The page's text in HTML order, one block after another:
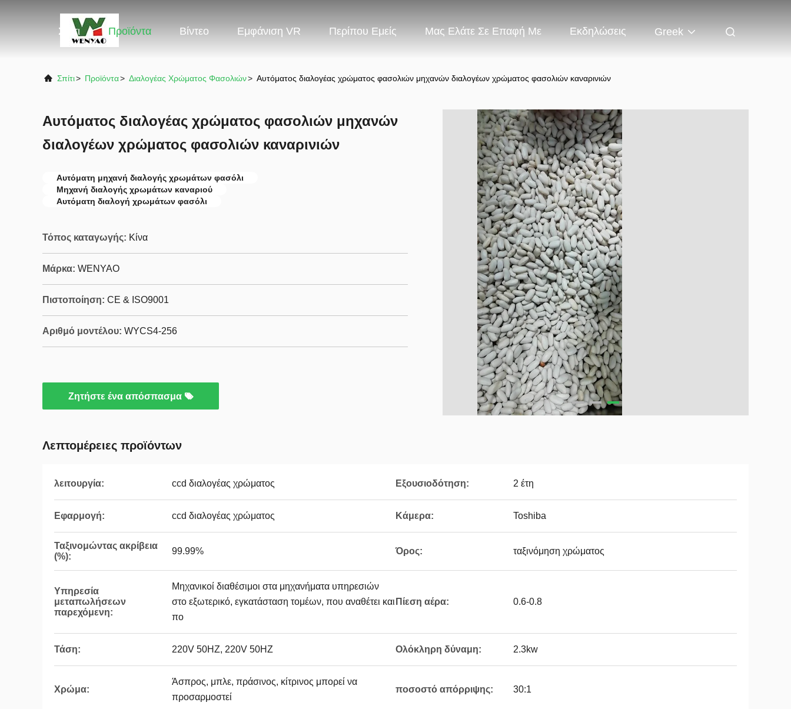
Σπίτι Προϊόντα Βίντεο Εμφάνιση VR Περίπου Εμείς Μας Ελάτε Σε Επαφή Με Εκδηλώσεις Greek
Σπίτι> Προϊόντα> Διαλογέας Χρώματος Φασολιών> Αυτόματος διαλογέας χρώματος φασολιών μηχανών διαλογέων χρώματος φασολιών καναρινιών
Αυτόματος διαλογέας χρώματος φασολιών μηχανών
διαλογέων χρώματος φασολιών καναρινιών
Αυτόματη μηχανή διαλογής χρωμάτων φασόλι
Μηχανή διαλογής χρωμάτων καναριού
Αυτόματη διαλογή χρωμάτων φασόλι
Τόπος καταγωγής: Κίνα
Μάρκα: WENYAO
Πιστοποίηση: CE & ISO9001
Αριθμό μοντέλου: WYCS4-256
Ζητήστε ένα απόσπασμα
Λεπτομέρειες προϊόντων
λειτουργία: ccd διαλογέας χρώματος Εξουσιοδότηση: 2 έτη
Εφαρμογή: ccd διαλογέας χρώματος Κάμερα: Toshiba
Ταξινομώντας ακρίβεια
(%):
99.99% Όρος: ταξινόμηση χρώματος
Υπηρεσία
μεταπωλήσεων
παρεχόμενη:
Μηχανικοί διαθέσιμοι στα μηχανήματα υπηρεσιών
στο εξωτερικό, εγκατάσταση τομέων, που αναθέτει και
πο
Πίεση αέρα: 0.6-0.8
Τάση: 220V 50HZ, 220V 50HZ Ολόκληρη δύναμη: 2.3kw
Χρώμα:
Άσπρος, μπλε, πράσινος, κίτρινος μπορεί να
προσαρμοστεί
ποσοστό απόρριψης: 30:1